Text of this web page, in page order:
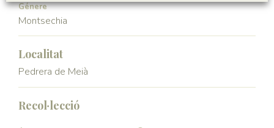
Génere
Montsechia
Localitat
Pedrera de Meià
Recol·lecció
ACCEPTAR TOTES